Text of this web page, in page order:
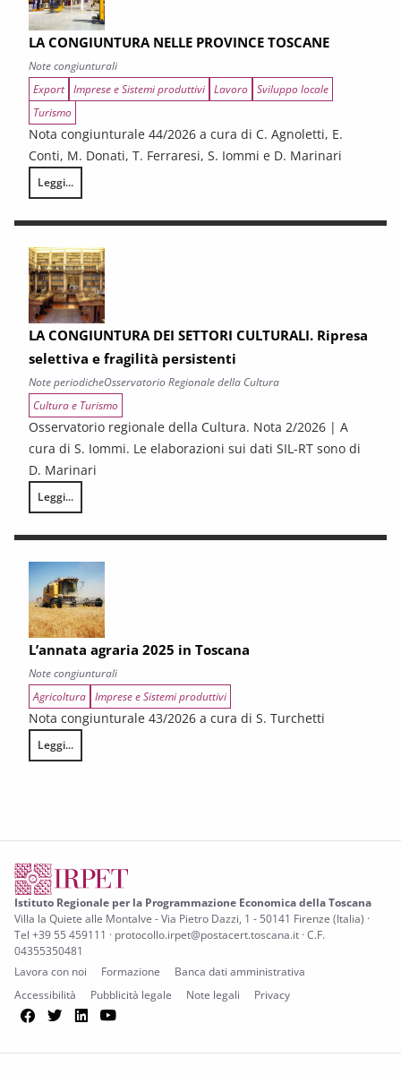
LA CONGIUNTURA NELLE PROVINCE TOSCANE
Note congiunturali
Export Imprese e Sistemi produttivi Lavoro Sviluppo locale
Turismo
Nota congiunturale 44/2026 a cura di C. Agnoletti, E.
Conti, M. Donati, T. Ferraresi, S. Iommi e D. Marinari
Leggi...
LA CONGIUNTURA NELLE PROVINCE TOSCANE
LA CONGIUNTURA DEI SETTORI CULTURALI. Ripresa
selettiva e fragilità persistenti
Note periodicheOsservatorio Regionale della Cultura
Cultura e Turismo
Osservatorio regionale della Cultura. Nota 2/2026 | A
cura di S. Iommi. Le elaborazioni sui dati SIL-RT sono di
D. Marinari
Leggi...
LA CONGIUNTURA DEI SETTORI CULTURALI. Ripresa selettiva e
L’annata agraria 2025 in Toscana
Note congiunturali
Agricoltura Imprese e Sistemi produttivi
Nota congiunturale 43/2026 a cura di S. Turchetti
Leggi...
L’annata agraria 2025 in Toscana
Istituto Regionale per la Programmazione Economica della Toscana
Villa la Quiete alle Montalve - Via Pietro Dazzi, 1 - 50141 Firenze (Italia) ·
Tel +39 55 459111 · protocollo.irpet@postacert.toscana.it · C.F.
04355350481
Lavora con noi
Formazione
Banca dati amministrativa
Accessibilità
Pubblicità legale Note legali Privacy
Facebook
TwitterLinkedIn